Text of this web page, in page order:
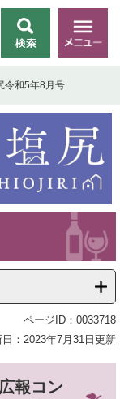
索
メ
ニ
ー
令和5年8月号
ページID：0033718
日：2023年7月31日更新
報コン